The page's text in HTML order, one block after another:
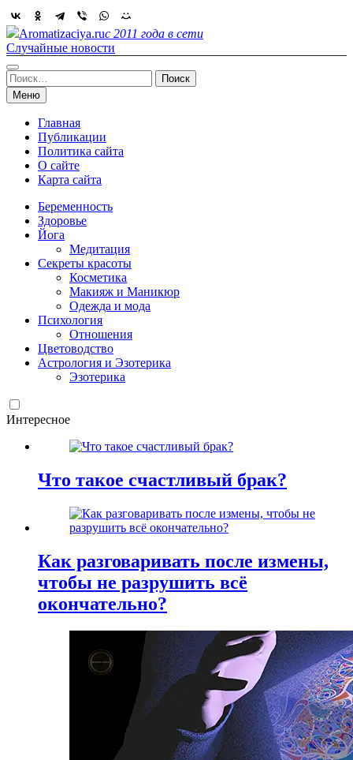
Skip
to
content
Aromatizaciya.ruс 2011 года в сети
Случайные новости
Найти:
Меню
Главная
Публикации
Политика сайта
О сайте
Карта сайта
Беременность
Здоровье
Йога
Медитация
Секреты красоты
Косметика
Макияж и Маникюр
Одежда и мода
Психология
Отношения
Цветоводство
Астрология и Эзотерика
Эзотерика
Интересное
Что такое счастливый брак?
Как разговаривать после измены,
чтобы не разрушить всё
окончательно?